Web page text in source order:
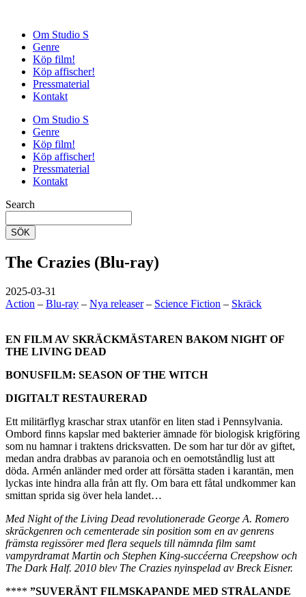
Om Studio S
Genre
Köp film!
Köp affischer!
Pressmaterial
Kontakt
Om Studio S
Genre
Köp film!
Köp affischer!
Pressmaterial
Kontakt
Search
SÖK
The Crazies (Blu-ray)
2025-03-31
Action – Blu-ray – Nya releaser– Science Fiction – Skräck
EN FILM AV SKRÄCKMÄSTAREN BAKOM NIGHT OF
THE LIVING DEAD
BONUSFILM: SEASON OF THE WITCH
DIGITALT RESTAURERAD
Ett militärflyg kraschar strax utanför en liten stad i Pennsylvania.
Ombord finns kapslar med bakterier ämnade för biologisk krigföring
som nu hamnar i traktens dricksvatten. De som har tur dör av giftet,
medan andra drabbas av paranoia och en oemotståndlig lust att
döda. Armén anländer med order att försätta staden i karantän, men
lyckas inte hindra alla från att fly. Om bara ett fåtal undkommer kan
smittan sprida sig över hela landet…
Med Night of the Living Dead revolutionerade George A. Romero
skräckgenren och cementerade sin position som en av genrens
främsta regissörer med flera sequels till nämnda film samt
vampyrdramat Martin och Stephen King-succéerna Creepshow och
The Dark Half. 2010 blev The Crazies nyinspelad av Breck Eisner.
**** ”SUVERÄNT FILMSKAPANDE MED STRÅLANDE